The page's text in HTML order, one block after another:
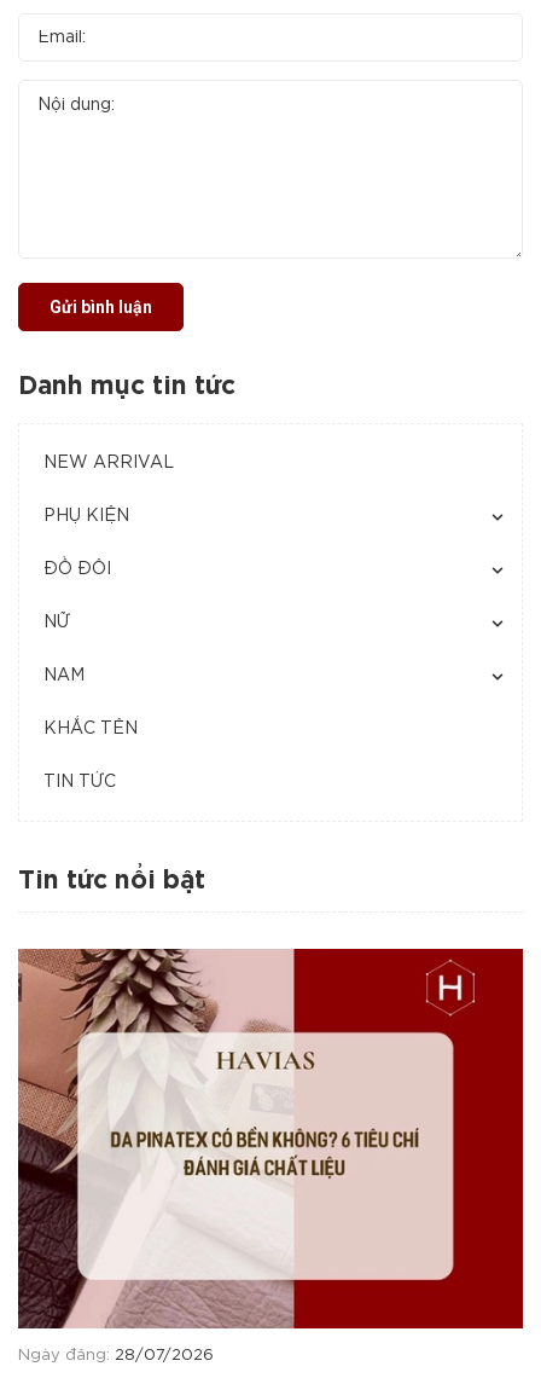
Gửi bình luận
Danh mục tin tức
NEW ARRIVAL
PHỤ KIỆN
ĐỒ ĐÔI
NỮ
NAM
KHẮC TÊN
TIN TỨC
Tin tức nổi bật
Ngày đăng: 28/07/2026